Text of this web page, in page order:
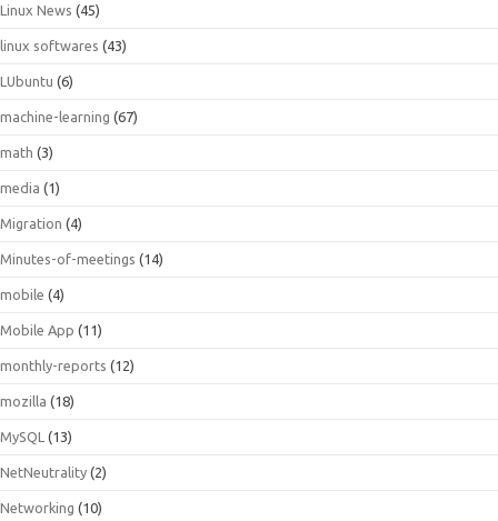
Linux News (45)
linux softwares (43)
LUbuntu (6)
machine-learning (67)
math (3)
media (1)
Migration (4)
Minutes-of-meetings (14)
mobile (4)
Mobile App (11)
monthly-reports (12)
mozilla (18)
MySQL (13)
NetNeutrality (2)
Networking (10)